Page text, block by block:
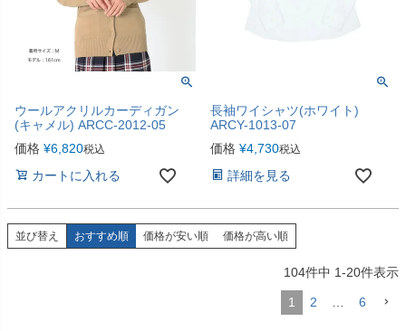
ウールアクリルカーディガン
(キャメル) ARCC-2012-05
価格 ¥6,820税込
カートに入れる
長袖ワイシャツ(ホワイト)
ARCY-1013-07
価格 ¥4,730税込
詳細を見る
並び替え おすすめ順 価格が安い順 価格が高い順
104件中 1-20件表示
1 2 6